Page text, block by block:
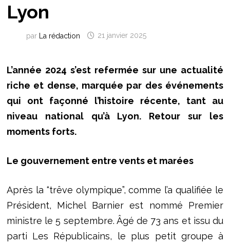
Lyon
par La rédaction 21 janvier 2025
L’année 2024 s’est refermée sur une actualité
riche et dense, marquée par des événements
qui ont façonné l’histoire récente, tant au
niveau national qu’à Lyon. Retour sur les
moments forts.
Le gouvernement entre vents et marées
Après la “trêve olympique”, comme l’a qualifiée le
Président, Michel Barnier est nommé Premier
ministre le 5 septembre. Âgé de 73 ans et issu du
parti Les Républicains, le plus petit groupe à